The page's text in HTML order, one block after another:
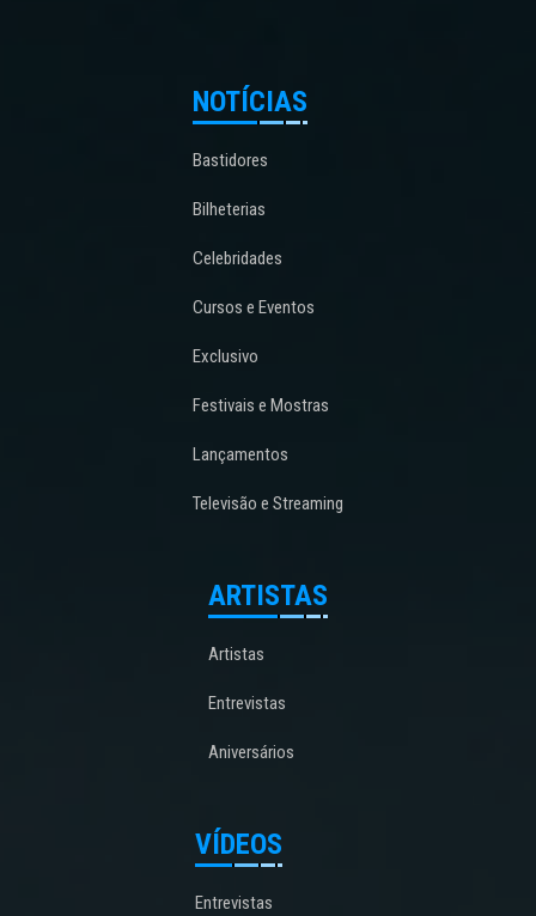
NOTÍCIAS
Bastidores
Bilheterias
Celebridades
Cursos e Eventos
Exclusivo
Festivais e Mostras
Lançamentos
Televisão e Streaming
ARTISTAS
Artistas
Entrevistas
Aniversários
VÍDEOS
Entrevistas